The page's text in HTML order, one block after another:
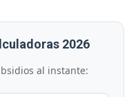
2026
al instante: